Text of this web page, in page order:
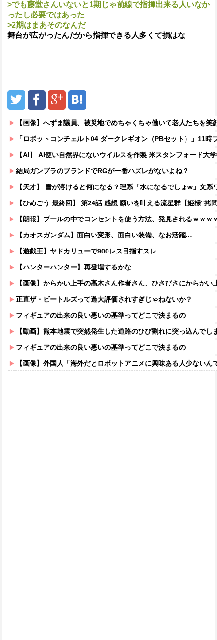
>でも藤堂さんいないと1期じゃ前線で指揮出来る人いなか
ったし必要ではあった
>2期はまあそのなんだ
舞台が広がったんだから指揮できる人多くて損はな
【画像】へずま議員、被災地でめちゃくちゃ働いて老人たちを笑顔にして
「ロボットコンチェルト04 ダークレギオン（PBセット）」11時
【AI】 AI使い自然界にないウイルスを作製 米スタンフォード大
結局ガンプラのブランドでRGが一番ハズレがないよね？
【天才】 雪が溶けると何になる？理系「水になるでしょw」文系
【ひめごう 最終回】 第24話 感想 願いを叶える流星群【姫様“拷
【朗報】プールの中でコンセントを使う方法、発見されるｗｗｗ
【カオスガンダム】面白い変形、面白い装備、なお活躍…
【遊戯王】ヤドカリューで900レス目指すスレ
【ハンターハンター】再登場するかな
【画像】からかい上手の高木さん作者さん、ひさびさにからかい上手の高木
正直ザ・ビートルズって過大評価されすぎじゃねないか？
フィギュアの出来の良い悪いの基準ってどこで決まるの
【動画】熊本地震で突然発生した道路のひび割れに突っ込んでし
フィギュアの出来の良い悪いの基準ってどこで決まるの
【画像】外国人「海外だとロボットアニメに興味ある人少ないん